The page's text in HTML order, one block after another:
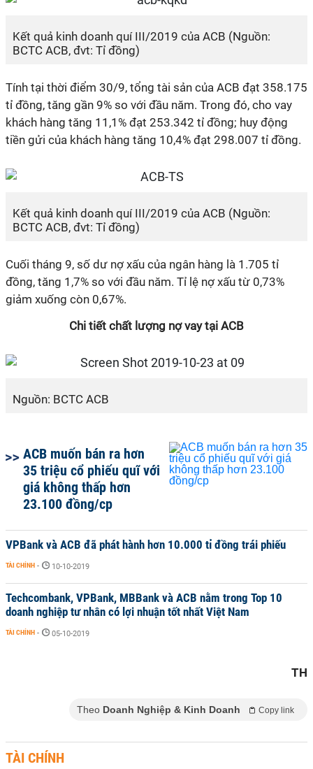
Kết quả kinh doanh quí III/2019 của ACB (Nguồn:
BCTC ACB, đvt: Tỉ đồng)
Tính tại thời điểm 30/9, tổng tài sản của ACB đạt 358.175
tỉ đồng, tăng gần 9% so với đầu năm. Trong đó, cho vay
khách hàng tăng 11,1% đạt 253.342 tỉ đồng; huy động
tiền gửi của khách hàng tăng 10,4% đạt 298.007 tỉ đồng.
Kết quả kinh doanh quí III/2019 của ACB (Nguồn:
BCTC ACB, đvt: Tỉ đồng)
Cuối tháng 9, số dư nợ xấu của ngân hàng là 1.705 tỉ
đồng, tăng 1,7% so với đầu năm. Tỉ lệ nợ xấu từ 0,73%
giảm xuống còn 0,67%.
Chi tiết chất lượng nợ vay tại ACB
Nguồn: BCTC ACB
ACB muốn bán ra hơn
35 triệu cổ phiếu quĩ với
giá không thấp hơn
23.100 đồng/cp
VPBank và ACB đã phát hành hơn 10.000 tỉ đồng trái phiếu
TÀI CHÍNH - 10-10-2019
Techcombank, VPBank, MBBank và ACB nằm trong Top 10
doanh nghiệp tư nhân có lợi nhuận tốt nhất Việt Nam
TÀI CHÍNH - 05-10-2019
TH
Theo Doanh Nghiệp & Kinh Doanh Copy link
TÀI CHÍNH